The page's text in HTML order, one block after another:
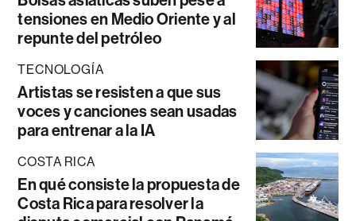
tensiones en Medio Oriente y al
repunte del petróleo
TECNOLOGÍA
Artistas se resisten a que sus
voces y canciones sean usadas
para entrenar a la IA
COSTA RICA
En qué consiste la propuesta de
Costa Rica para resolver la